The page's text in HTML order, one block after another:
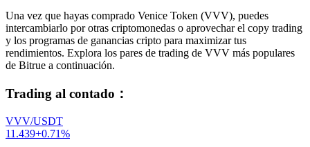
Una vez que hayas comprado Venice Token (VVV), puedes
intercambiarlo por otras criptomonedas o aprovechar el copy trading
y los programas de ganancias cripto para maximizar tus
rendimientos. Explora los pares de trading de VVV más populares
de Bitrue a continuación.
Trading al contado ：
VVV/USDT
11.439+0.71%